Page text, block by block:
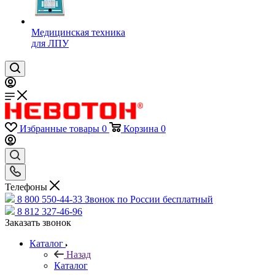
Медицинская техника
для ЛПУ
Избранные товары 0 Корзина 0
Телефоны
8 800 550-44-33 Звонок по России бесплатный
8 812 327-46-96
Заказать звонок
Каталог
Назад
Каталог